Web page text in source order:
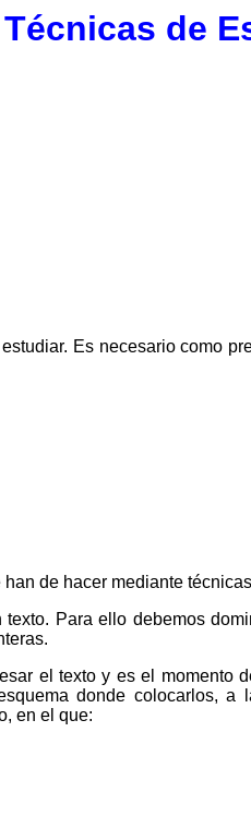
Técnicas de
Es necesario como
de hacer mediante
Para ello debemos
el texto y es el momento
donde
en el que: